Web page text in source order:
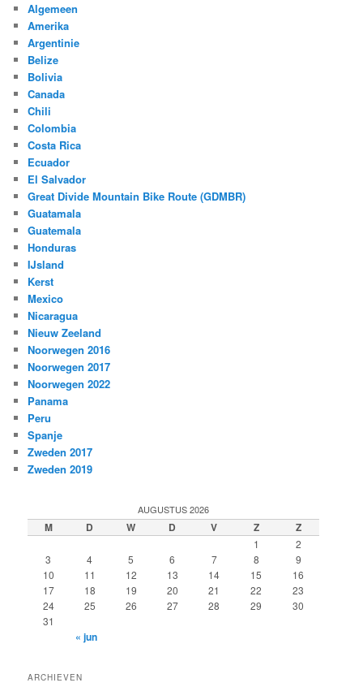
Algemeen
Amerika
Argentinie
Belize
Bolivia
Canada
Chili
Colombia
Costa Rica
Ecuador
El Salvador
Great Divide Mountain Bike Route (GDMBR)
Guatamala
Guatemala
Honduras
IJsland
Kerst
Mexico
Nicaragua
Nieuw Zeeland
Noorwegen 2016
Noorwegen 2017
Noorwegen 2022
Panama
Peru
Spanje
Zweden 2017
Zweden 2019
AUGUSTUS 2026
M D W D V Z Z
1
2
3
4 5 6 7 8
9
10
11 12 13 14 15
16
17
18 19 20 21 22
23
24
25 26 27 28 29
30
31
« jun
ARCHIEVEN